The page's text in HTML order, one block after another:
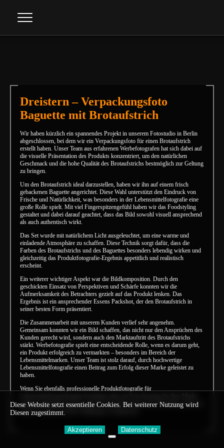
Dreistern – Verpackungsfoto
Baguette mit Brotaufstrich
Wir haben kürzlich ein spannendes Projekt in unserem Fotostudio in Berlin
abgeschlossen, bei dem wir ein Verpackungsfoto für einen Brotaufstrich
erstellt haben. Unser Team aus erfahrenen Werbefotografen hat sich dabei auf
die visuelle Präsentation des Produkts konzentriert, um den natürlichen
Geschmack und die hohe Qualität des Brotaufstrichs bestmöglich zur Geltung
zu bringen.
Um den Brotaufstrich ideal darzustellen, haben wir ihn auf einem frisch
gebackenen Baguette angerichtet. Diese Wahl unterstützt den Eindruck von
Frische und Natürlichkeit, was besonders in der Lebensmittelfotografie eine
große Rolle spielt. Mit viel Fingerspitzengefühl haben wir das Foodstyling
gestaltet und dabei darauf geachtet, dass das Bild sowohl visuell ansprechend
als auch authentisch wirkt.
Das Set wurde mit natürlichem Licht ausgeleuchtet, um eine warme und
einladende Atmosphäre zu schaffen. Diese Technik sorgt dafür, dass die
Farben des Brotaufstrichs und des Baguettes besonders lebendig wirken und
gleichzeitig das Produktfotografie-Ergebnis appetitlich und realistisch
erscheint.
Ein weiterer wichtiger Aspekt war die Bildkomposition. Durch den
geschickten Einsatz von Perspektiven und Schärfe konnten wir die
Aufmerksamkeit des Betrachters gezielt auf das Produkt lenken. Das
Ergebnis ist ein ansprechender Essens Packshot, der den Brotaufstrich in
seiner besten Form präsentiert.
Die Zusammenarbeit mit unserem Kunden verlief sehr angenehm.
Gemeinsam konnten wir ein Bild schaffen, das nicht nur den Ansprüchen des
Kunden gerecht wird, sondern auch den Marktauftritt des Brotaufstrichs
stärkt. Werbefotografie spielt eine entscheidende Rolle, wenn es darum geht,
ein Produkt erfolgreich zu vermarkten – besonders im Bereich der
Lebensmittelmarken. Unser Team ist stolz darauf, durch hochwertige
Lebensmittelfotografie einen Beitrag zum Erfolg dieser Marke geleistet zu
haben.
Wenn Sie ebenfalls professionelle Produktfotografie für
planen, kontaktieren Sie uns gerne. Wir helfen Ihnen, Ihre Produkte perfekt in
Szene zu setzen und Ihre Zielgruppe zu begeistern.
Diese Website setzt essentielle Cookies. Bei weiterer Nutzung wird
Diesen zugestimmt.
Akzeptieren Datenschutz